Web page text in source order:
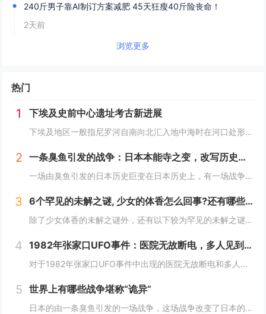
240斤男子靠AI制订方案减肥 45天狂瘦40斤险丧命！
2天前
浏览更多
热门
1 下埃及史前中心遗址考古新进展
下埃及地区一般指尼罗河自南向北汇入地中海时在河口处形成的冲积平原地带，即尼罗河三角洲地区，与之相对应的是尼罗河河谷地带的上埃及地区。下埃及水系发达，水网密布，自史前时期就已有人类在此活动。然而，三角洲地区的地下水位较高，不利于地下文物的保存...
2 一条臭鱼引发的战争：日本本能寺之变，改写历史的诡异之战？
一场由臭鱼引发的日本历史巨变在日本历史上，有一场战争因其离奇的起因而备受瞩目，这便是1582年的本能寺之变。这场战争不仅彻底改变了日本的命运，更因其起因——一条臭鱼，而显得尤为诡异。当时，日本正处于战国时代，各大诸侯势力割据一方。而织田信长...
3 6个罕见的未解之谜, 少女的体香怎么回事?还有哪些？
除了少女体香的未解之谜外，还有以下较为罕见的未解之谜：1. **人体自燃现象**：在某些情况下，人体会莫名其妙地起火燃烧，而且火势凶猛，受害者往往在短时间内被严重烧伤甚至死亡。这种现象极其罕见且令人费解，因为人体本身通常不具备自燃的条件。一...
4 1982年张家口UFO事件：医院无故断电，多人见到奇怪的光，这事你怎么看？
对于1982年张家口UFO事件中出现的医院无故断电和多人见到奇怪的光这一现象，可以从以下几个角度来分析：1. **自然现象或天文现象误认的可能性**：- **大气光学现象**：自然界中存在着多种大气光学现象，如球状闪电、极光、海市蜃楼等。在...
5 世界上有哪些战争堪称“诡异”
日本的由一条臭鱼引发的一场战争，这场战争改变了日本的命运，起因居然是一条臭鱼，这是我认为最诡异的战争了。1582年，织田信长已经控制了以京都为中心的最富庶的半个日本，威望和势力都如日中天，统一日本只是个时间问题。信长也做好了消灭其他不服从命...